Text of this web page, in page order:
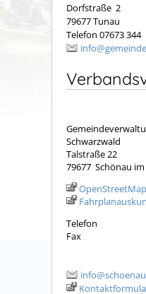
Dorfstraße 2
79677 Tunau
Telefon 07673 344
Schwarzwald
Talstraße 22
79677 Schönau
OpenStreetMap
Telefon
Fax